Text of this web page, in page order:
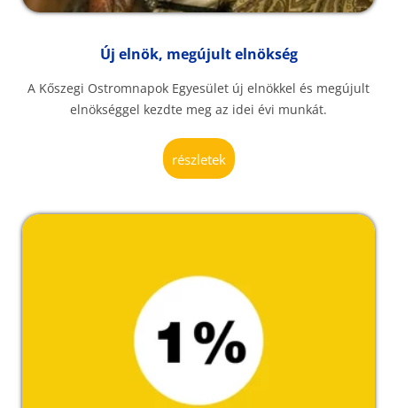
Új elnök, megújult elnökség
A Kőszegi Ostromnapok Egyesület új elnökkel és megújult
elnökséggel kezdte meg az idei évi munkát.
részletek